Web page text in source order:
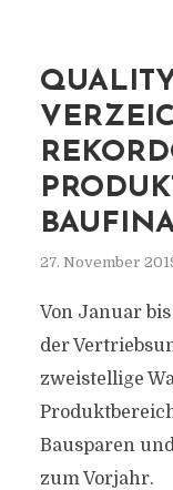
27. November
Von Januar
der
zweistellige
Bausparen
zum Vorjahr.